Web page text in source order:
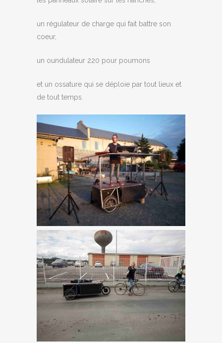
un régulateur de charge qui fait battre son
coeur,
un oundulateur 220 pour poumons
et un ossature qui se déploie par tout lieux et
de tout temps.